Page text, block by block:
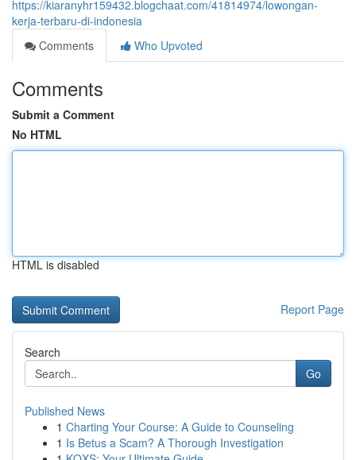
https://kiaranyhr159432.blogchaat.com/41814974/lowongan-
kerja-terbaru-di-indonesia
Comments
Who Upvoted
Comments
Submit a Comment
No HTML
HTML is disabled
Report Page
Search
Go
Published News
1 Charting Your Course: A Guide to Counseling
1 Is Betus a Scam? A Thorough Investigation